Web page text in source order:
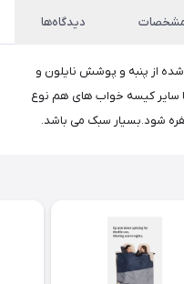
دیدگاه‌ها
از پنبه و پوشش نایلون و
سایر کیسه خواب های هم نوع
شود.بسیار سبک می باشد.